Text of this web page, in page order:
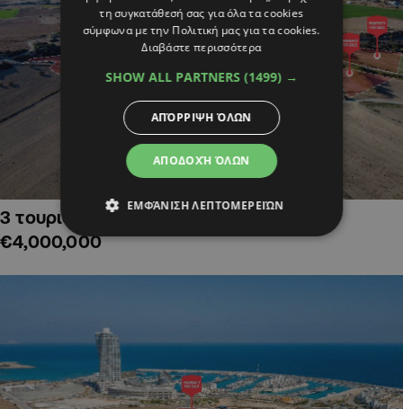
3 τουριστικά χωράφια στην Αλαμινό,
€4,000,000
τη συγκατάθεσή σας για όλα τα cookies
σύμφωνα με την Πολιτική μας για τα cookies.
Διαβάστε περισσότερα
SHOW ALL PARTNERS (1499) →
ΑΠΟΔΟΧΉ ΌΛΩΝ
ΑΠΌΡΡΙΨΗ ΌΛΩΝ
ΕΜΦΆΝΙΣΗ ΛΕΠΤΟΜΕΡΕΙΏΝ